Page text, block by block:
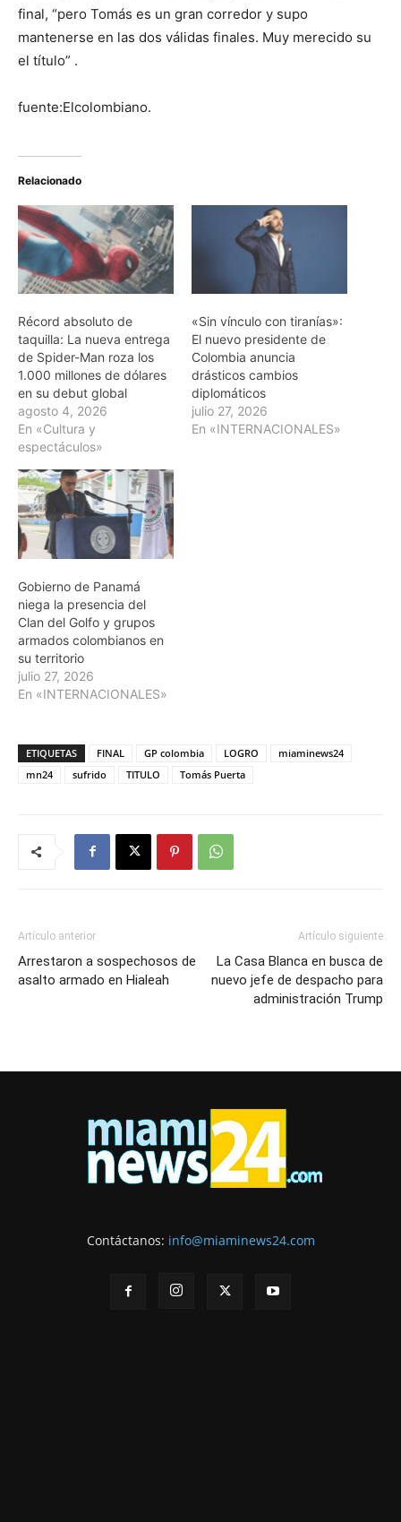
final, “pero Tomás es un gran corredor y supo
mantenerse en las dos válidas finales. Muy merecido su
el título” .
fuente:Elcolombiano.
Relacionado
Récord absoluto de
taquilla: La nueva entrega
de Spider-Man roza los
1.000 millones de dólares
en su debut global
agosto 4, 2026
En «Cultura y
espectáculos»
«Sin vínculo con tiranías»:
El nuevo presidente de
Colombia anuncia
drásticos cambios
diplomáticos
julio 27, 2026
En «INTERNACIONALES»
Gobierno de Panamá
niega la presencia del
Clan del Golfo y grupos
armados colombianos en
su territorio
julio 27, 2026
En «INTERNACIONALES»
ETIQUETAS FINAL GP colombia LOGRO
miaminews24
mn24
sufrido TITULO Tomás Puerta
Artículo anterior
Arrestaron a sospechosos de
asalto armado en Hialeah
Artículo siguiente
La Casa Blanca en busca de
nuevo jefe de despacho para
administración Trump
Contáctanos: info@miaminews24.com